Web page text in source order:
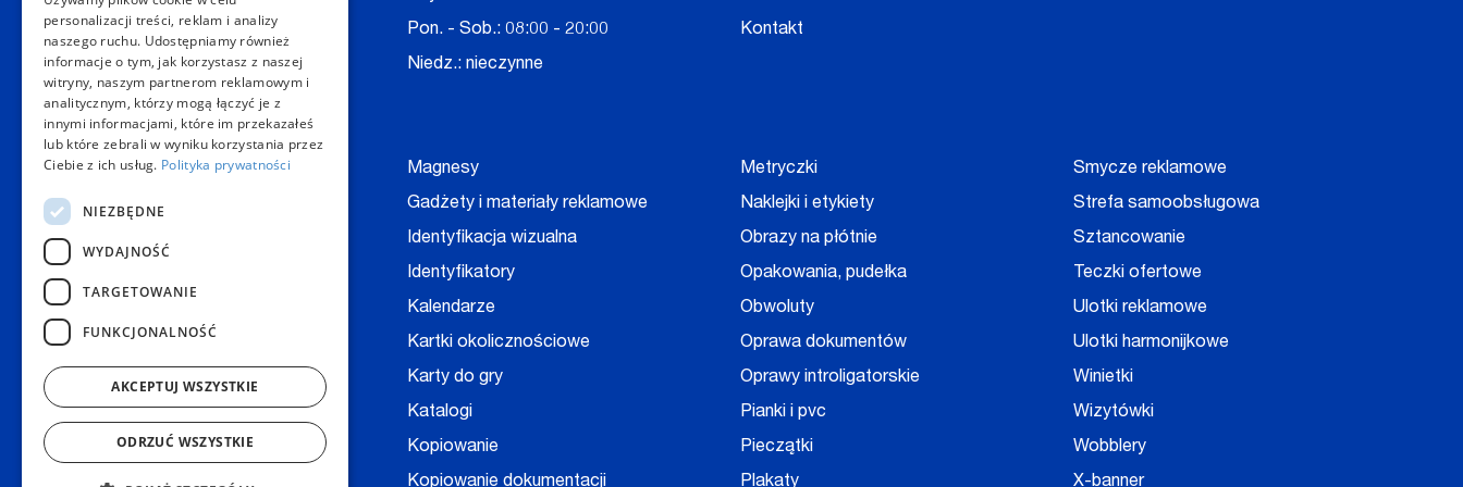
E-mail:kontakt@copygeneral.pl
Pon. - Sob.: 08:00 - 20:00
Niedz.: nieczynne
Kontakt
Nasze produkty
Backlight
Bilety, wejściówki
Broszury
Druk książek
Druk na folii
Druk na kopertach
Druk techniczny - CAD
Magnesy
Gadżety i materiały reklamowe
Identyfikacja wizualna
Identyfikatory
Kalendarze
Kartki okolicznościowe
Karty do gry
Katalogi
Kopiowanie
Kopiowanie dokumentacji
Metryczki
Naklejki i etykiety
Obrazy na płótnie
Opakowania, pudełka
Obwoluty
Oprawa dokumentów
Oprawy introligatorskie
Pianki i pvc
Pieczątki
Plakaty
Smycze reklamowe
Strefa samoobsługowa
Sztancowanie
Teczki ofertowe
Ulotki reklamowe
Ulotki harmonijkowe
Winietki
Wizytówki
Wobblery
X-banner
personalizacji treści, reklam i analizy
naszego ruchu. Udostępniamy również
informacje o tym, jak korzystasz z naszej
witryny, naszym partnerom reklamowym i
analitycznym, którzy mogą łączyć je z
innymi informacjami, które im przekazałeś
lub które zebrali w wyniku korzystania przez
Ciebie z ich usług. Polityka prywatności
NIEZBĘDNE
WYDAJNOŚĆ
TARGETOWANIE
FUNKCJONALNOŚĆ
AKCEPTUJ WSZYSTKIE
ODRZUĆ WSZYSTKIE